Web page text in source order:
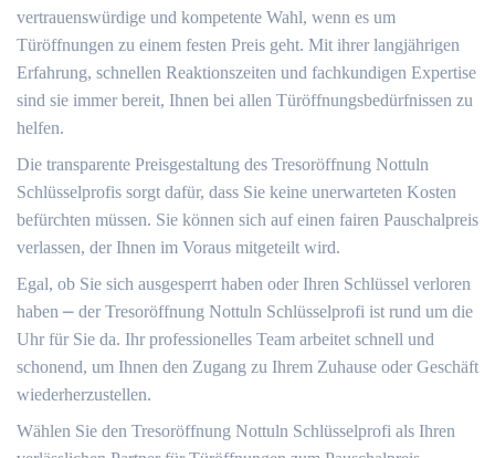
vertrauenswürdige und kompetente Wahl, wenn es um
Türöffnungen zu einem festen Preis geht.​ Mit ihrer langjährigen
Erfahrung, schnellen Reaktionszeiten und fachkundigen Expertise
sind sie immer bereit, Ihnen bei allen Türöffnungsbedürfnissen zu
helfen.​
Die transparente Preisgestaltung des Tresoröffnung Nottuln
Schlüsselprofis sorgt dafür, dass Sie keine unerwarteten Kosten
befürchten müssen. Sie können sich auf einen fairen Pauschalpreis
verlassen, der Ihnen im Voraus mitgeteilt wird.​
Egal, ob Sie sich ausgesperrt haben oder Ihren Schlüssel verloren
haben ⎼ der Tresoröffnung Nottuln Schlüsselprofi ist rund um die
Uhr für Sie da.​ Ihr professionelles Team arbeitet schnell und
schonend, um Ihnen den Zugang zu Ihrem Zuhause oder Geschäft
wiederherzustellen.
Wählen Sie den Tresoröffnung Nottuln Schlüsselprofi als Ihren